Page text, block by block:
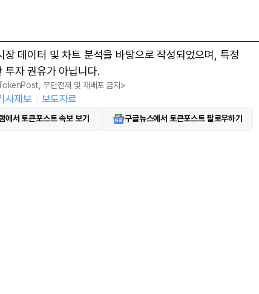
장 데이터 및 차트 분석을 바탕으로 작성되었으며, 특정
투자 권유가 아닙니다.
무단전재 및 재배포 금지>
사제보 보도자료
에서 토큰포스트 속보 보기 구글뉴스에서 토큰포스트 팔로우하기